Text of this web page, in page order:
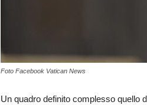
Foto Facebook Vatican News
Un quadro definito complesso quello